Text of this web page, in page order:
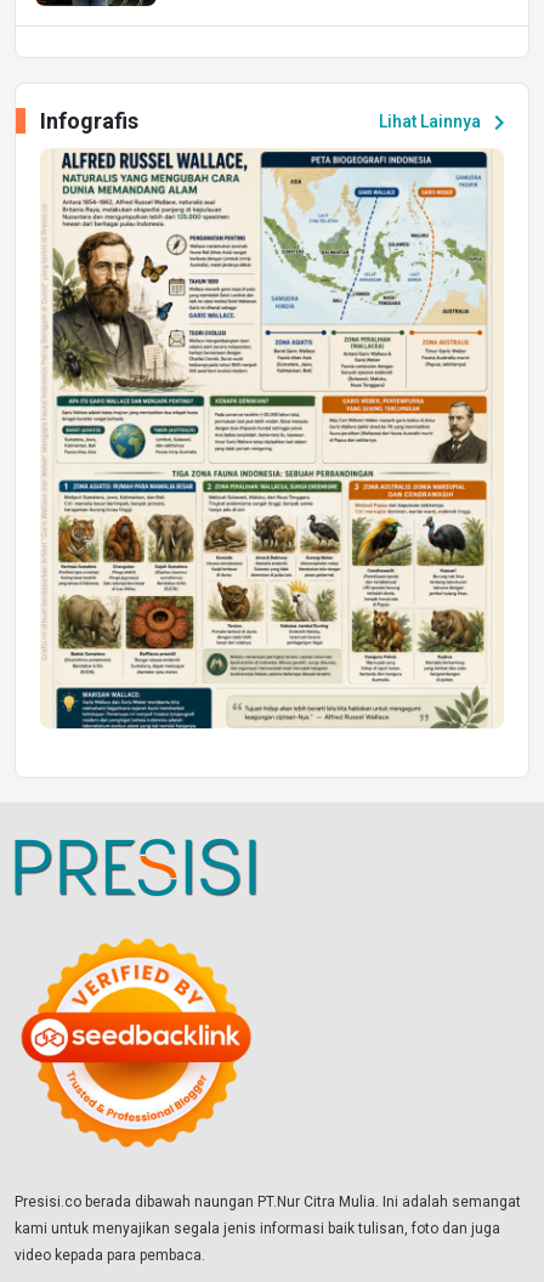
Peluang Kerja dan Magang
Jumat, 17 Jul 2026 22:30
DAERAH
Astra Motor Kalimantan Timur 2 Dukung
Mahasiswa Samarinda dalam Astra
Honda SDGs Future Leaders 2026
Jumat, 10 Jul 2026 19:01
Lihat Lainnya chevron_right
Infografis
Presisi.co berada dibawah naungan PT.Nur Citra Mulia. Ini adalah semangat
kami untuk menyajikan segala jenis informasi baik tulisan, foto dan juga
video kepada para pembaca.